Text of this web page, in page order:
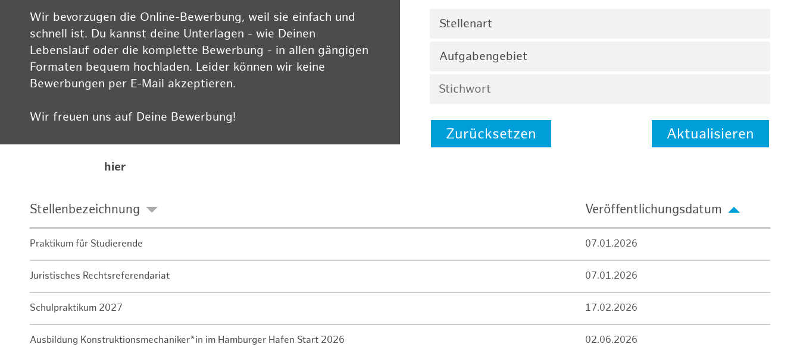
Wir bevorzugen die Online-Bewerbung, weil sie einfach und
schnell ist. Du kannst deine Unterlagen - wie Deinen
Lebenslauf oder die komplette Bewerbung - in allen gängigen
Formaten bequem hochladen. Leider können wir keine
Bewerbungen per E-Mail akzeptieren.
Wir freuen uns auf Deine Bewerbung!
hier
Stellenart
Aufgabengebiet
Zurücksetzen Aktualisieren
Stellenbezeichnung Veröffentlichungsdatum
Praktikum für Studierende 07.01.2026
Juristisches Rechtsreferendariat 07.01.2026
Schulpraktikum 2027 17.02.2026
Ausbildung Konstruktionsmechaniker*in im Hamburger Hafen Start 2026 02.06.2026